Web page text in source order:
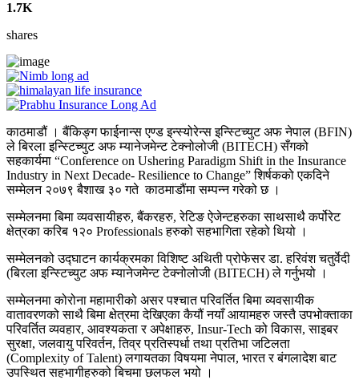
1.7K
shares
काठमाडौं । बैंकिङ्ग फाईनान्स एण्ड इन्स्योरेन्स इन्स्टिच्युट अफ नेपाल (BFIN)
ले बिरला इन्स्टिच्युट अफ म्यानेजमेन्ट टेक्नोलोजी (BITECH) सँगको
सहकार्यमा “Conference on Ushering Paradigm Shift in the Insurance
Industry in Next Decade- Resilience to Change” शिर्षकको एकदिने
सम्मेलन २०७९ बैशाख ३० गते काठमाडौंमा सम्पन्न गरेको छ ।
सम्मेलनमा बिमा व्यवसायीहरु, बैंकरहरु, रेटिङ ऐजेन्टहरुका साथसाथै कर्पोरेट
क्षेत्रका करिब १२० Professionals हरुको सहभागिता रहेको थियो ।
सम्मेलनको उद्घाटन कार्यक्रमका विशिष्ट अथिती प्रोफेसर डा. हरिवंश चतुर्वेदी
(बिरला इन्स्टिच्युट अफ म्यानेजमेन्ट टेक्नोलोजी (BITECH) ले गर्नुभयो ।
सम्मेलनमा कोरोना महामारीको असर पश्चात परिवर्तित बिमा व्यवसायीक
वातावरणको साथै बिमा क्षेत्रमा देखिएका कैयौं नयाँ आयामहरु जस्तै उपभोक्ताका
परिवर्तित व्यवहार, आवश्यकता र अपेक्षाहरु, Insur-Tech को विकास, साइबर
सुरक्षा, जलवायु परिवर्तन, तिव्र प्रतिस्पर्धा तथा प्रतिभा जटिलता
(Complexity of Talent) लगायतका विषयमा नेपाल, भारत र बंगलादेश बाट
उपस्थित सहभागीहरुको बिचमा छलफल भयो ।